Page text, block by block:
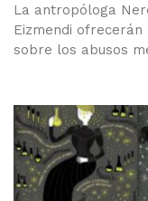
La antropóloga
Eizmendi ofrecerán
sobre los abusos